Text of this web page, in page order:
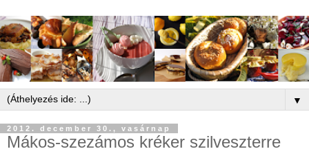
▼
2012. december 30., vasárnap
Mákos-szezámos kréker szilveszterre